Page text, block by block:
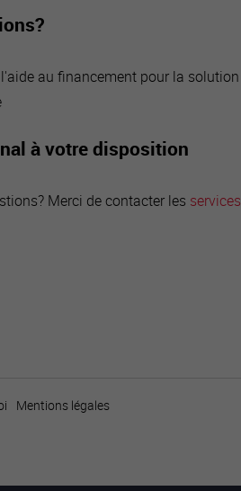
au financement pour la
à votre disposition
Merci de contacter les
Mentions légales